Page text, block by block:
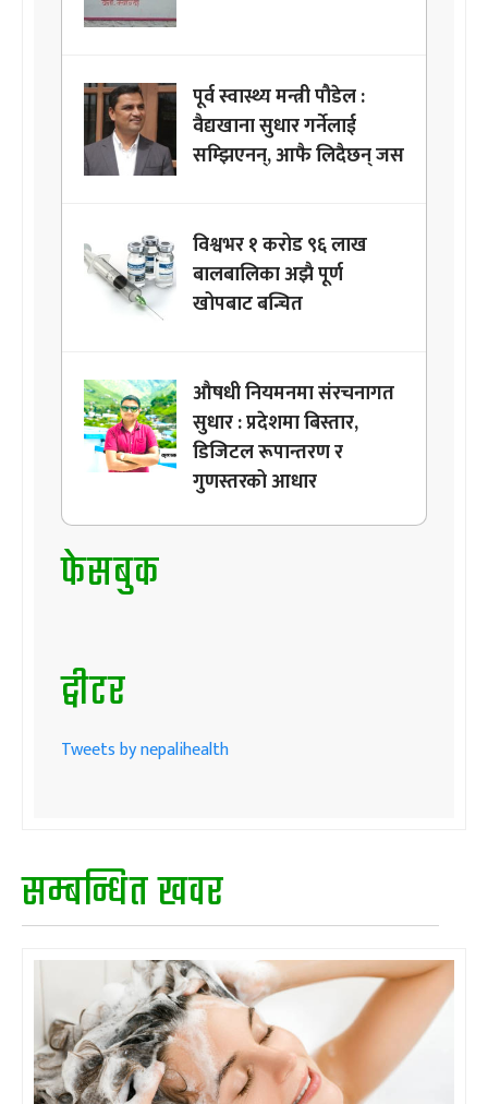
पूर्व स्वास्थ्य मन्त्री पौडेल :
वैद्यखाना सुधार गर्नेलाई
सम्झिएनन्, आफै लिदैछन् जस
विश्वभर १ करोड ९६ लाख
बालबालिका अझै पूर्ण
खोपबाट बन्चित
औषधी नियमनमा संरचनागत
सुधार : प्रदेशमा बिस्तार,
डिजिटल रूपान्तरण र
गुणस्तरको आधार
फेसबुक
ट्वीटर
Tweets by nepalihealth
सम्बन्धित खवर